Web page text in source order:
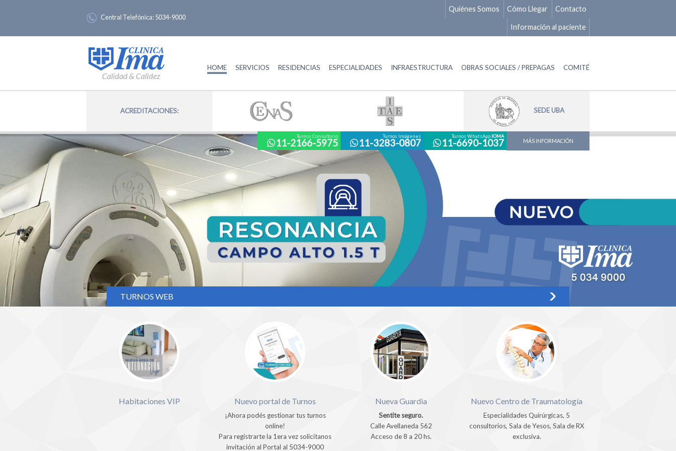
Central Telefónica:5034-9000
Quiénes Somos Cómo Llegar Contacto
Información al paciente
HOME SERVICIOS RESIDENCIAS ESPECIALIDADES INFRAESTRUCTURA OBRAS SOCIALES / PREPAGAS COMITÉ
ACREDITACIONES: SEDE UBA
Turnos Consultorio
11-2166-5975
Turnos Imágenes
11-3283-0807
Turnos WhatsApp IOMA
11-6690-1037 MÁS INFORMACIÓN
TURNOS WEB
Habitaciones VIP Nuevo portal de Turnos
¡Ahora podés gestionar tus turnos
online!
Para registrarte la 1era vez solicitanos
invitación al Portal al 5034-9000
Nueva Guardia
Sentite seguro.
Calle Avellaneda 562
Acceso de 8 a 20 hs.
Nuevo Centro de Traumatología
Especialidades Quirúrgicas, 5
consultorios, Sala de Yesos, Sala de RX
exclusiva.